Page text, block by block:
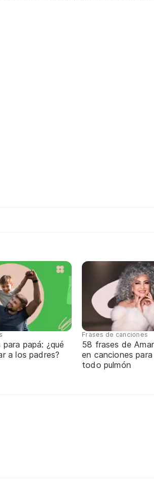
papá: ¿qué
a los padres?
Frases de canciones
58 frases de
en canciones
todo pulmón